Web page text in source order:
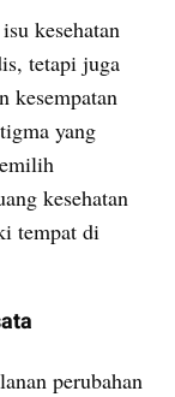
kesehatan
tetapi juga
kesempatan
yang
kesehatan
tempat di
perubahan